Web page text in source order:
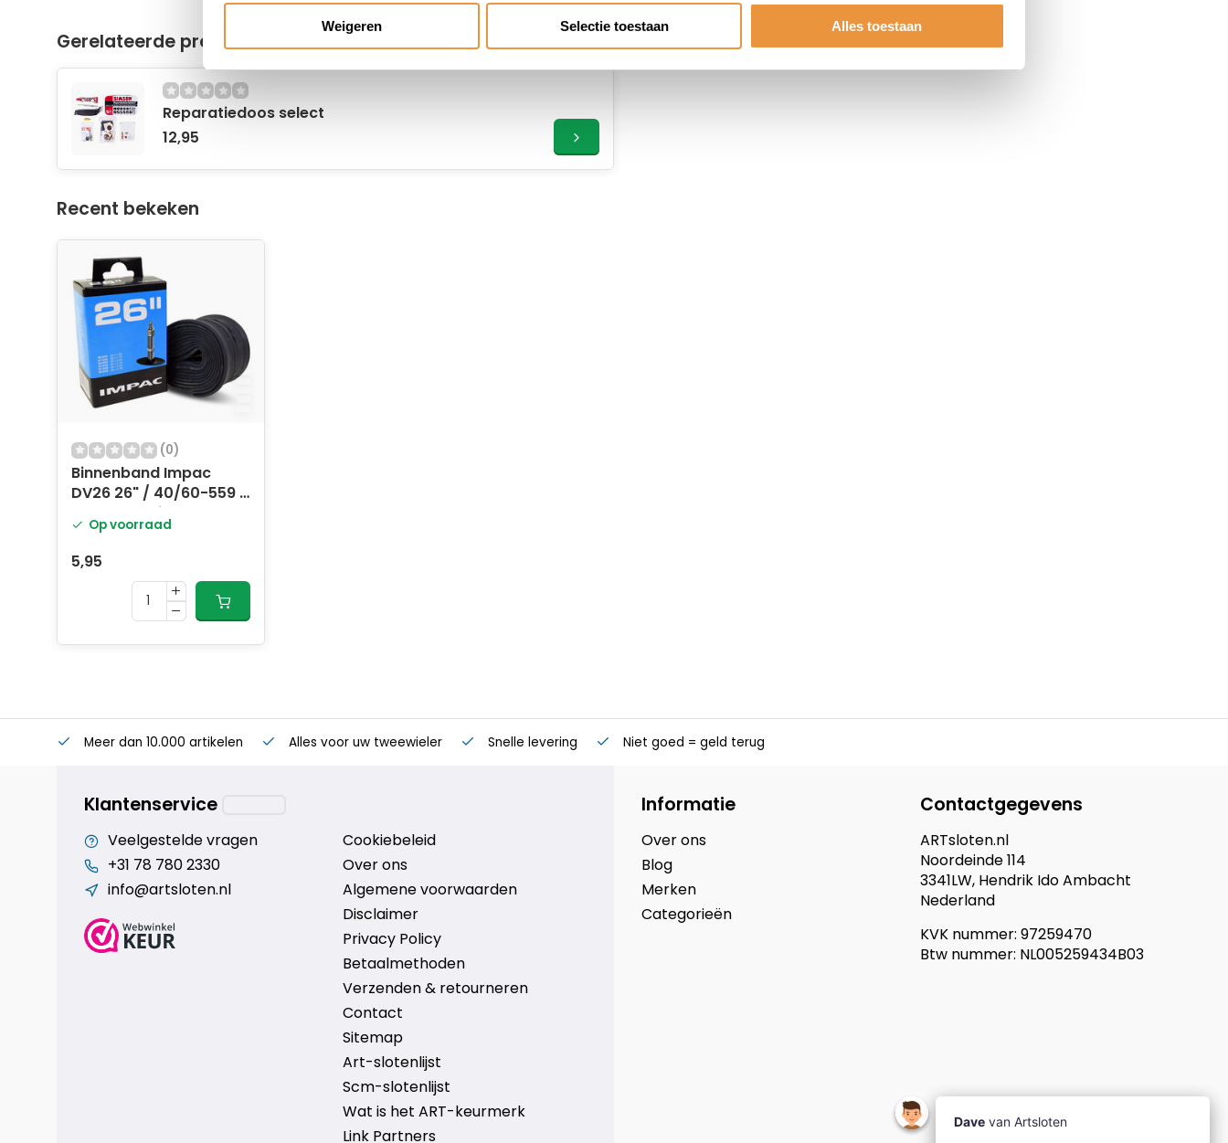
Weigeren Selectie toestaan Alles toestaan
Gerelateerde producten
Reparatiedoos select
12,95
Recent bekeken
(0)
Binnenband Impac
DV26 26" / 40/60-559 -
40mm ventiel
Op voorraad
5,95
Meer dan 10.000 artikelen Alles voor uw tweewieler Snelle levering Niet goed = geld terug
Klantenservice
Veelgestelde vragen
+31 78 780 2330
info@artsloten.nl
Cookiebeleid
Over ons
Algemene voorwaarden
Disclaimer
Privacy Policy
Betaalmethoden
Verzenden & retourneren
Contact
Sitemap
Art-slotenlijst
Scm-slotenlijst
Wat is het ART-keurmerk
Link Partners
Informatie
Over ons
Blog
Merken
Categorieën
Contactgegevens
ARTsloten.nl
Noordeinde 114
3341LW, Hendrik Ido Ambacht
Nederland
KVK nummer: 97259470
Btw nummer: NL005259434B03